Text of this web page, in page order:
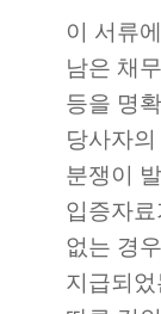
이 서류
남은 채
등을 명
당사자
분쟁이
입증자
없는 경
지급되었